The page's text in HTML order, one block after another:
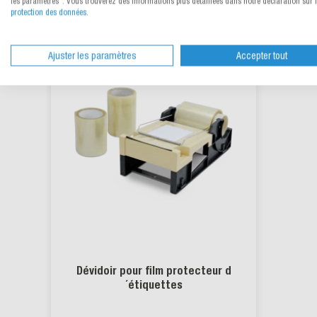
Dévidoir pour film protecteur d
´étiquettes
protection des données.
Ajuster les paramètres Accepter tout